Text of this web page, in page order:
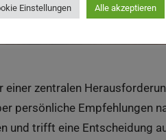
einer zentralen
persönliche Empfehlungen
und trifft eine Entscheidung
Einstellungen Alle akzeptieren